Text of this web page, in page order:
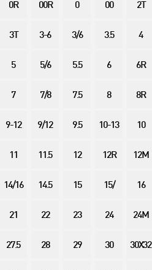
0R 00R 0 00 2T
3T 3-6 3/6 3.5 4
5 5/6 5.5 6 6R
7 7/8 7.5 8 8R
9-12 9/12 9.5 10-13 10
11 11.5 12 12R 12M
14/16 14.5 15 15/ 16
21 22 23 24 24M
27.5 28 29 30 30X32